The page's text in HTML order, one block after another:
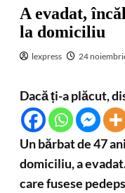
A evadat,
la domiciliu
lexpress 24
Dacă ți-a plăcut,
Un bărbat de 47
domiciliu, a
care fusese